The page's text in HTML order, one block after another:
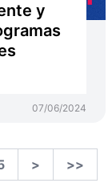
y
07/06/2024
> >>